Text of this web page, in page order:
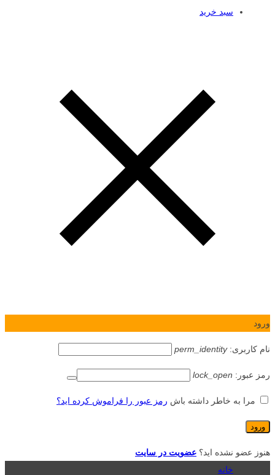
سبد خرید
ورود
نام کاربری:perm_identity
رمز عبور: lock_open
مرا به خاطر داشته باش رمز عبور را فراموش کرده اید؟
هنوز عضو نشده اید؟ عضویت در سایت
خانه